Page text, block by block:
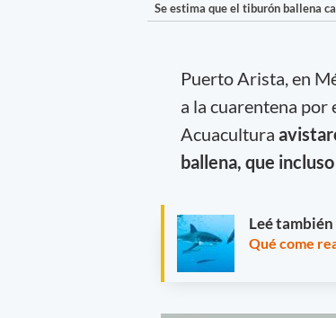
Se estima que el tiburón ballena
Puerto Arista, en
a la cuarentena por
Acuacultura
ballena, que
Leé también
Qué come